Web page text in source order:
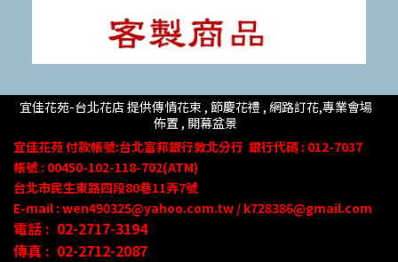
宜佳花苑-台北花店 提供傳情花束 , 節慶花禮 , 網路訂花,專業會場
佈置 , 開幕盆景
宜佳花苑付款帳號:台北富邦銀行敦北分行 銀行代碼 : 012-7037
帳號 : 00450-102-118-702(ATM)
台北市民生東路四段80巷11弄7號
E-mail : wen490325@yahoo.com.tw / k728386@gmail.com
電話 : 02-2717-3194
傳真 : 02-2712-2087